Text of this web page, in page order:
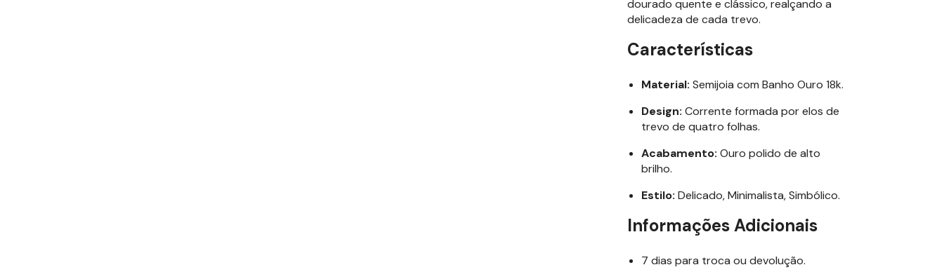
dourado quente e clássico, realçando a
delicadeza de cada trevo.
Características
Material: Semijoia com Banho Ouro 18k.
Design: Corrente formada por elos de
trevo de quatro folhas.
Acabamento: Ouro polido de alto
brilho.
Estilo: Delicado, Minimalista, Simbólico.
Informações Adicionais
7 dias para troca ou devolução.